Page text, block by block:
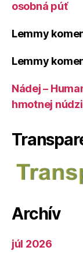
osobná púť
Lemmy
Lemmy
Nádej –
hmotnej núdzi
Archív
júl 2026